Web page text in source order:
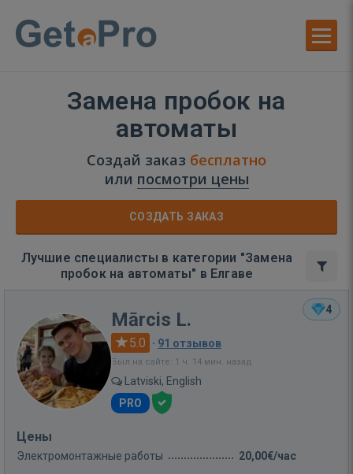
Замена пробок на
автоматы
Создай заказ бесплатно
или посмотри цены
СОЗДАТЬ ЗАКАЗ
Лучшие специалисты в категории "Замена
пробок на автоматы" в Елгаве
4
Mārcis L.
5.0 · 91 отзывов
Был на сайте: 1 ч. 14 мин. назад
Latviski, English
PRO
Цены
Электромонтажные работы 20,00€/час